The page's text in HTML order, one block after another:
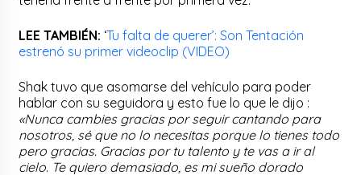
LEE TAMBIÉN: ‘Tu falta de querer’: Son Tentación
estrenó su primer videoclip (VIDEO)
Shak tuvo que asomarse del vehículo para poder
hablar con su seguidora y esto fue lo que le dijo :
«Nunca cambies gracias por seguir cantando para
nosotros, sé que no lo necesitas porque lo tienes todo
pero gracias. Gracias por tu talento y te vas a ir al
cielo. Te quiero demasiado, es mi sueño dorado